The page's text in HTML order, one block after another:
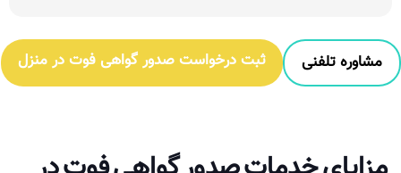
مشاوره تلفنی ثبت درخواست صدور گواهی فوت در منزل